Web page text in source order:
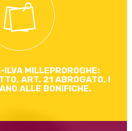
MILLEPROROGHE:
ART. 21 ABROGATO, I
ALLE BONIFICHE.
contro la volontà del Governo
della Lega Nord.
Leggi di più